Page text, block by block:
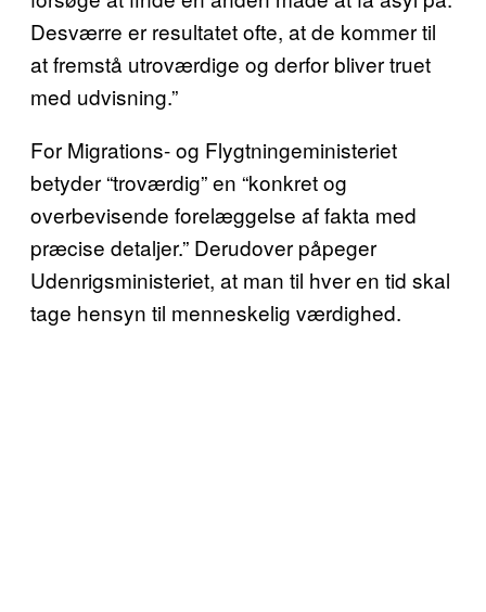
Desværre er resultatet ofte, at de kommer til
at fremstå utroværdige og derfor bliver truet
med udvisning.”
For Migrations- og Flygtningeministeriet
betyder “troværdig” en “konkret og
overbevisende forelæggelse af fakta med
præcise detaljer.” Derudover påpeger
Udenrigsministeriet, at man til hver en tid skal
tage hensyn til menneskelig værdighed.